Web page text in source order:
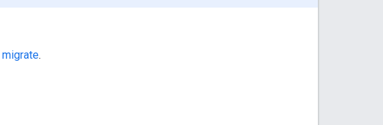
migrate.